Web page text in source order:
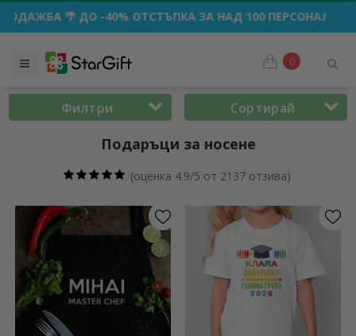
ЗА НАД 100 ПЕРСОНАЛИЗИРАНИ ПОДАРЪКА ☀️
0
Филтри Сортирай
Подаръци за носене
(оценка 4.9/5 от 2137 отзива)